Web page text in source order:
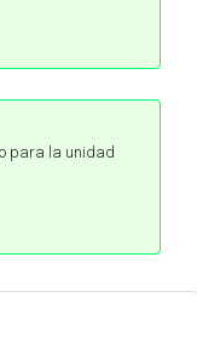
para la unidad